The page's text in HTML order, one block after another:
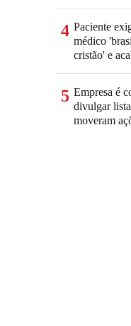
4 Paciente
médico
cristão' e
5 Empresa é
divulgar
moveram